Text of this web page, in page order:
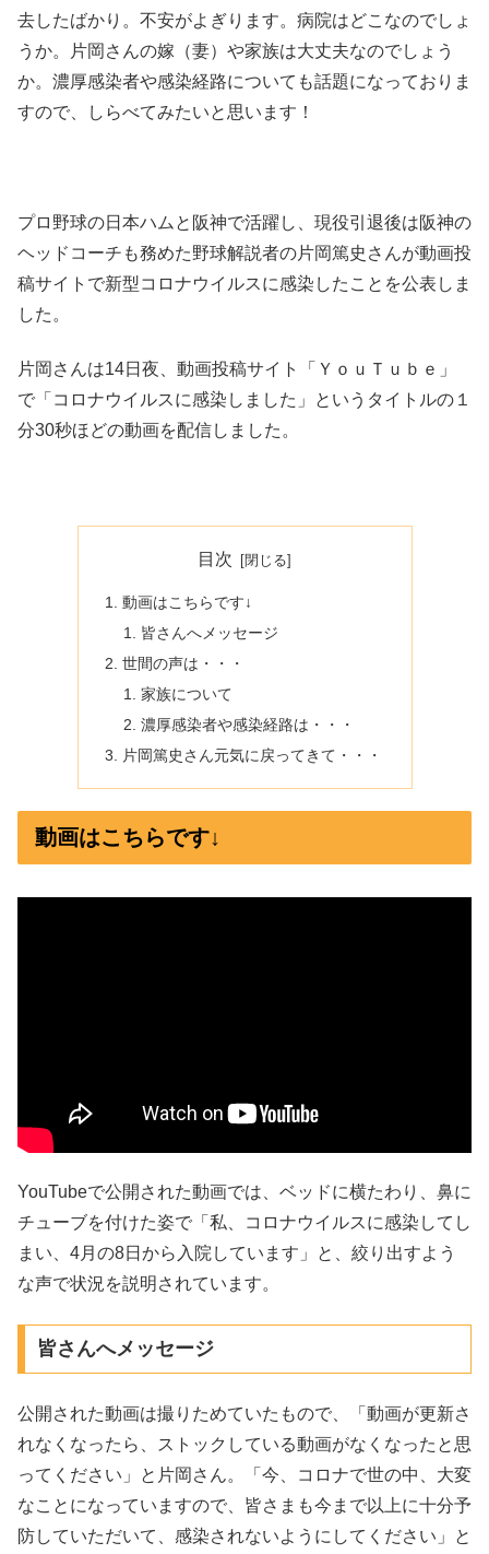
去したばかり。不安がよぎります。病院はどこなのでしょ
うか。片岡さんの嫁（妻）や家族は大丈夫なのでしょう
か。濃厚感染者や感染経路についても話題になっておりま
すので、しらべてみたいと思います！
プロ野球の日本ハムと阪神で活躍し、現役引退後は阪神の
ヘッドコーチも務めた野球解説者の片岡篤史さんが動画投
稿サイトで新型コロナウイルスに感染したことを公表しま
した。
片岡さんは14日夜、動画投稿サイト「ＹｏｕＴｕｂｅ」
で「コロナウイルスに感染しました」というタイトルの１
分30秒ほどの動画を配信しました。
目次
動画はこちらです↓
皆さんへメッセージ
世間の声は・・・
家族について
濃厚感染者や感染経路は・・・
片岡篤史さん元気に戻ってきて・・・
動画はこちらです↓
YouTubeで公開された動画では、ベッドに横たわり、鼻に
チューブを付けた姿で「私、コロナウイルスに感染してし
まい、4月の8日から入院しています」と、絞り出すよう
な声で状況を説明されています。
皆さんへメッセージ
公開された動画は撮りためていたもので、「動画が更新さ
れなくなったら、ストックしている動画がなくなったと思
ってください」と片岡さん。「今、コロナで世の中、大変
なことになっていますので、皆さまも今まで以上に十分予
防していただいて、感染されないようにしてください」と